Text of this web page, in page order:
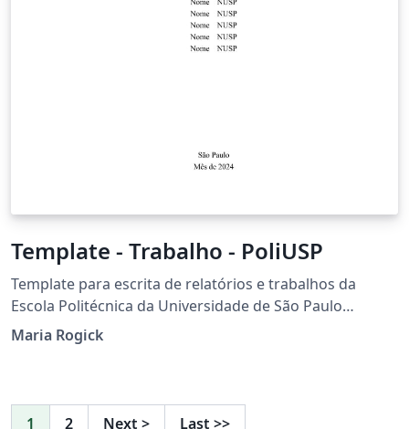
Template - Trabalho - PoliUSP
Template para escrita de relatórios e trabalhos da
Escola Politécnica da Universidade de São Paulo
seguindo normas da ABNT (fonte, tamanho da fonte,
margens, citações, etc)
Maria Rogick
1 2 Next > Last >>